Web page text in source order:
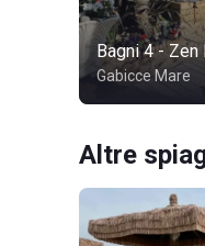
Bagni 4 - Zen
Gabicce Mare
Altre